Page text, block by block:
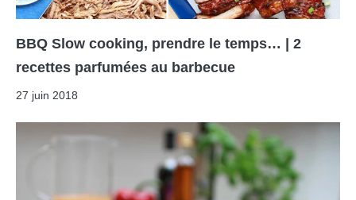
BBQ Slow cooking, prendre le temps… | 2
recettes parfumées au barbecue
27 juin 2018